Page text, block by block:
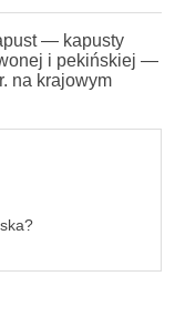
— kapusty
i pekińskiej —
na krajowym